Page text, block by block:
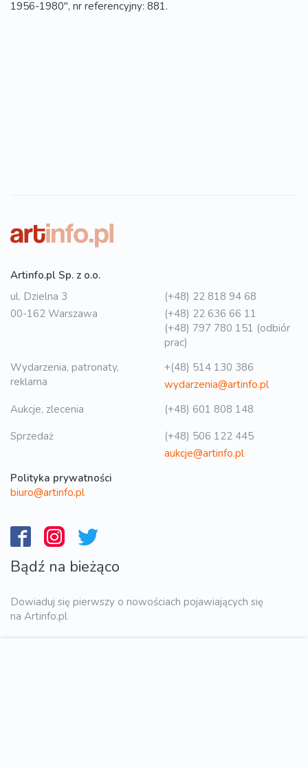
1956-1980", nr referencyjny: 881.
Artinfo.pl Sp. z o.o.
ul. Dzielna 3
00-162 Warszawa
(+48) 22 818 94 68
(+48) 22 636 66 11
(+48) 797 780 151 (odbiór
prac)
Wydarzenia, patronaty,
reklama
+(48) 514 130 386
wydarzenia@artinfo.pl
Aukcje, zlecenia
(+48) 601 808 148
Sprzedaż
(+48) 506 122 445
aukcje@artinfo.pl
Polityka prywatności
biuro@artinfo.pl
Bądź na bieżąco
Dowiaduj się pierwszy o nowościach pojawiających się
na Artinfo.pl